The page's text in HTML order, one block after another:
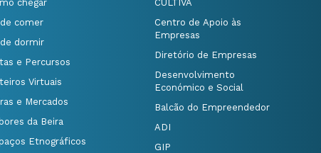
chegar
comer
dormir
e Percursos
Virtuais
e Mercados
da Beira
Etnográficos
CULTIVA
Centro de Apoio às
Empresas
Diretório de Empresas
Desenvolvimento
Económico e Social
Balcão do Empreendedor
ADI
GIP